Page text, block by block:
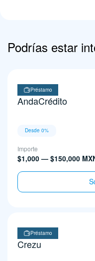
Podrías estar
Préstamo
AndaCrédito
Desde 0%
Importe
$1,000 — $150,000
Préstamo
Crezu